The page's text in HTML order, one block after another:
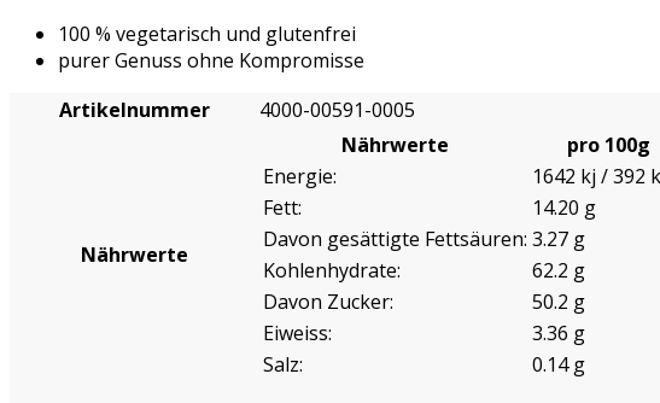
100 % vegetarisch und glutenfrei
purer Genuss ohne Kompromisse
Artikelnummer
4000-00591-0005
Nährwerte
Nährwerte
pro 100g
Energie:
1642 kj / 392
Fett:
14.20 g
Davon gesättigte Fettsäuren: 3.27 g
Kohlenhydrate:
62.2 g
Davon Zucker:
50.2 g
Eiweiss:
3.36 g
Salz:
0.14 g